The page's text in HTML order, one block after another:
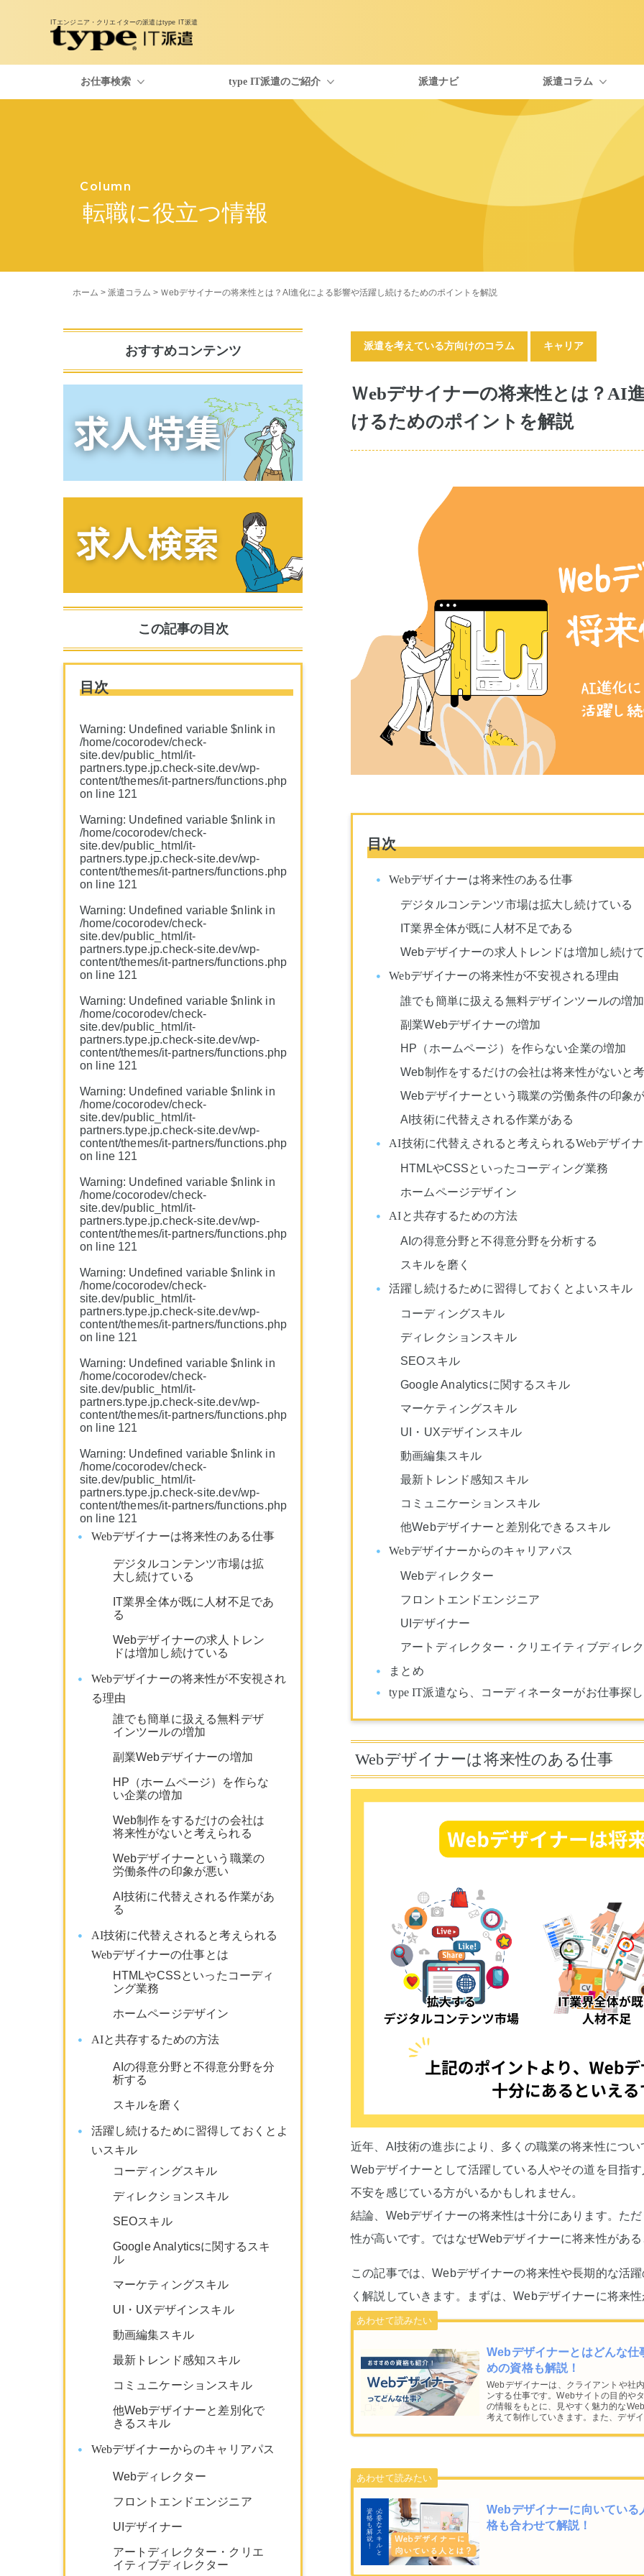
ITエンジニア・クリエイターの派遣はtype IT派遣
お仕事検索
自分にぴったりな職種を探す
一覧から探す
求人特集
type IT派遣のご紹介
type IT派遣が選ばれる理由
面談について
お仕事開始までの流れ
社員紹介
福利厚生について
派遣の働き方
派遣ナビ 派遣コラム
エンジニアに役立つトピックス
IT・Webの資格
派遣を考えている人向けのコラム
Column
転職に役立つ情報
ホーム > 派遣コラム > Ｗebデサイナーの将来性とは？AI進化による影響や活躍し続けるためのポイントを解説
おすすめコンテンツ
この記事の目次
目次
Warning: Undefined variable $nlink in
/home/cocorodev/check-
site.dev/public_html/it-
partners.type.jp.check-site.dev/wp-
content/themes/it-partners/functions.php
on line 121
Warning: Undefined variable $nlink in
/home/cocorodev/check-
site.dev/public_html/it-
partners.type.jp.check-site.dev/wp-
content/themes/it-partners/functions.php
on line 121
Warning: Undefined variable $nlink in
/home/cocorodev/check-
site.dev/public_html/it-
partners.type.jp.check-site.dev/wp-
content/themes/it-partners/functions.php
on line 121
Warning: Undefined variable $nlink in
/home/cocorodev/check-
site.dev/public_html/it-
partners.type.jp.check-site.dev/wp-
content/themes/it-partners/functions.php
on line 121
Warning: Undefined variable $nlink in
/home/cocorodev/check-
site.dev/public_html/it-
partners.type.jp.check-site.dev/wp-
content/themes/it-partners/functions.php
on line 121
Warning: Undefined variable $nlink in
/home/cocorodev/check-
site.dev/public_html/it-
partners.type.jp.check-site.dev/wp-
content/themes/it-partners/functions.php
on line 121
Warning: Undefined variable $nlink in
/home/cocorodev/check-
site.dev/public_html/it-
partners.type.jp.check-site.dev/wp-
content/themes/it-partners/functions.php
on line 121
Warning: Undefined variable $nlink in
/home/cocorodev/check-
site.dev/public_html/it-
partners.type.jp.check-site.dev/wp-
content/themes/it-partners/functions.php
on line 121
Warning: Undefined variable $nlink in
/home/cocorodev/check-
site.dev/public_html/it-
partners.type.jp.check-site.dev/wp-
content/themes/it-partners/functions.php
on line 121
Webデザイナーは将来性のある仕事
デジタルコンテンツ市場は拡
大し続けている
IT業界全体が既に人材不足であ
る
Webデザイナーの求人トレン
ドは増加し続けている
Webデザイナーの将来性が不安視され
る理由
誰でも簡単に扱える無料デザ
インツールの増加
副業Webデザイナーの増加
HP（ホームページ）を作らな
い企業の増加
Web制作をするだけの会社は
将来性がないと考えられる
Webデザイナーという職業の
労働条件の印象が悪い
AI技術に代替えされる作業があ
る
AI技術に代替えされると考えられる
Webデザイナーの仕事とは
HTMLやCSSといったコーディ
ング業務
ホームページデザイン
AIと共存するための方法
AIの得意分野と不得意分野を分
析する
スキルを磨く
活躍し続けるために習得しておくとよ
いスキル
コーディングスキル
ディレクションスキル
SEOスキル
Google Analyticsに関するスキ
ル
マーケティングスキル
UI・UXデザインスキル
動画編集スキル
最新トレンド感知スキル
コミュニケーションスキル
他Webデザイナーと差別化で
きるスキル
Webデザイナーからのキャリアパス
Webディレクター
フロントエンドエンジニア
UIデザイナー
アートディレクター・クリエ
イティブディレクター
派遣を考えている方向けのコラム キャリア
Ｗebデサイナーの将来性とは？AI
けるためのポイントを解説
目次
Webデザイナーは将来性のある仕事
デジタルコンテンツ市場は拡大し続けている
IT業界全体が既に人材不足である
Webデザイナーの求人トレンドは増加し続け
Webデザイナーの将来性が不安視される理由
誰でも簡単に扱える無料デザインツールの増加
副業Webデザイナーの増加
HP（ホームページ）を作らない企業の増加
Web制作をするだけの会社は将来性がないと
Webデザイナーという職業の労働条件の印象
AI技術に代替えされる作業がある
AI技術に代替えされると考えられるWebデザイ
HTMLやCSSといったコーディング業務
ホームページデザイン
AIと共存するための方法
AIの得意分野と不得意分野を分析する
スキルを磨く
活躍し続けるために習得しておくとよいスキル
コーディングスキル
ディレクションスキル
SEOスキル
Google Analyticsに関するスキル
マーケティングスキル
UI・UXデザインスキル
動画編集スキル
最新トレンド感知スキル
コミュニケーションスキル
他Webデザイナーと差別化できるスキル
Webデザイナーからのキャリアパス
Webディレクター
フロントエンドエンジニア
UIデザイナー
アートディレクター・クリエイティブディレ
まとめ
type IT派遣なら、コーディネーターがお仕事探
Webデザイナーは将来性のある仕事
近年、AI技術の進歩により、多くの職業の将来性につ
Webデザイナーとして活躍している人やその道を目指
不安を感じている方がいるかもしれません。
結論、Webデザイナーの将来性は十分にあります。た
性が高いです。ではなぜWebデザイナーに将来性があ
この記事では、Webデザイナーの将来性や長期的な活
く解説していきます。まずは、Webデザイナーに将来
Webデザイナーとはどんな
めの資格も解説！
Webデザイナーは、クライアントや社
ンする仕事です。Webサイトの目的や
の情報をもとに、見やすく魅力的な
考えて制作していきます。また、デザ
Webデザイナーに向いてい
格も合わせて解説！